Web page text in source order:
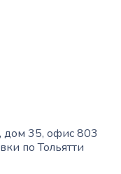
дом 35, офис 803
по Тольятти